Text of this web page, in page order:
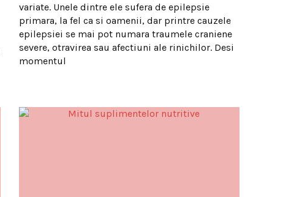
variate. Unele dintre ele sufera de epilepsie
primara, la fel ca si oamenii, dar printre cauzele
epilepsiei se mai pot numara traumele craniene
severe, otravirea sau afectiuni ale rinichilor. Desi
momentul